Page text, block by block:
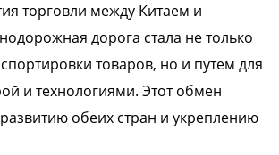
торговли между Китаем и
дорога стала не только
товаров, но и путем для
и технологиями. Этот обмен
обеих стран и укреплению